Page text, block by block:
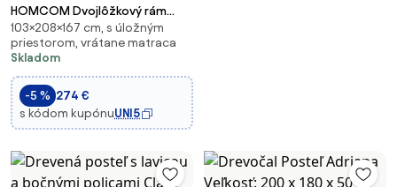
HOMCOM Dvojlôžkový rám
postele 167x208x103cm z dreva
a ocele s integrovanými
lamelami a hlavovým čelom v
priemyselnom štýle, čierny a
rustikálny hnedý
103×208×167 cm, s úložným
priestorom, vrátane matraca
Skladom
-5 % 274 €
s kódom kupónuUNI5